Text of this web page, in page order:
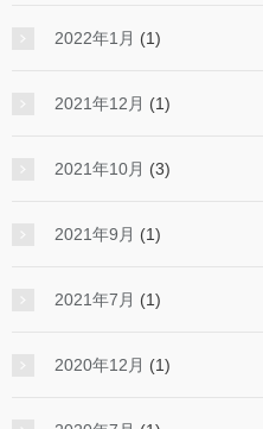
2022年1月 (1)
2021年12月 (1)
2021年10月 (3)
2021年9月 (1)
2021年7月 (1)
2020年12月 (1)